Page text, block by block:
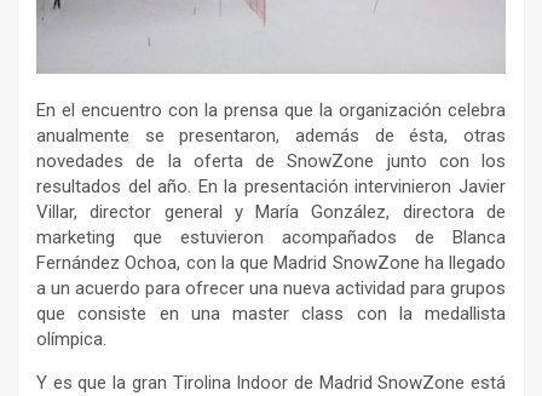
En el encuentro con la prensa que la organización celebra
anualmente se presentaron, además de ésta, otras
novedades de la oferta de SnowZone junto con los
resultados del año. En la presentación intervinieron Javier
Villar, director general y María González, directora de
marketing que estuvieron acompañados de Blanca
Fernández Ochoa, con la que Madrid SnowZone ha llegado
a un acuerdo para ofrecer una nueva actividad para grupos
que consiste en una master class con la medallista
olímpica.
Y es que la gran Tirolina Indoor de Madrid SnowZone está